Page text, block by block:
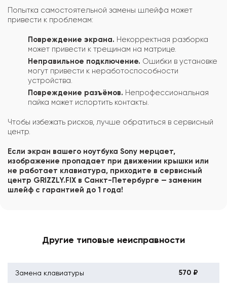
Попытка самостоятельной замены шлейфа может
привести к проблемам:
Повреждение экрана. Некорректная разборка
может привести к трещинам на матрице.
Неправильное подключение. Ошибки в установке
могут привести к неработоспособности
устройства.
Повреждение разъёмов. Непрофессиональная
пайка может испортить контакты.
Чтобы избежать рисков, лучше обратиться в сервисный
центр.
Если экран вашего ноутбука Sony мерцает,
изображение пропадает при движении крышки или
не работает клавиатура, приходите в сервисный
центр GRIZZLY.FIX в Санкт-Петербурге — заменим
шлейф с гарантией до 1 года!
Другие типовые неисправности
Замена клавиатуры 570 ₽